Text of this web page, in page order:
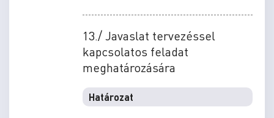
13./ Javaslat tervezéssel
kapcsolatos feladat
meghatározására
Határozat